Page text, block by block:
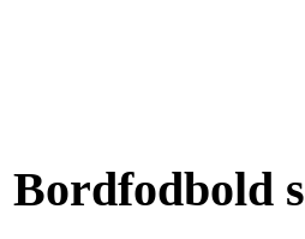
Bordfodbold